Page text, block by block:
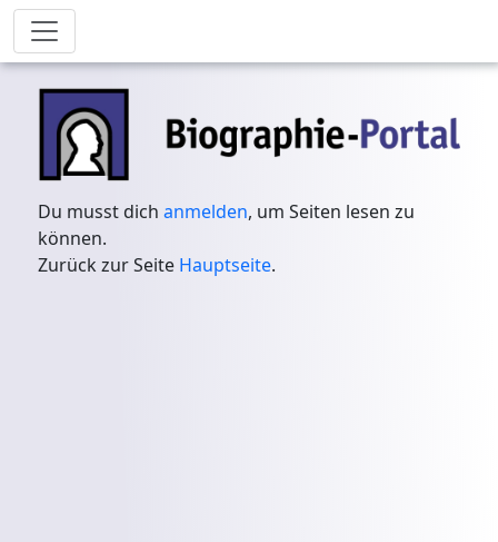
Du musst dichanmelden, um Seiten lesen zu
können.
Zurück zur Seite Hauptseite.